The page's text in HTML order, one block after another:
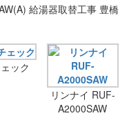
給湯器取替工事 豊橋
ック
リンナイ RUF-
A2000SAW